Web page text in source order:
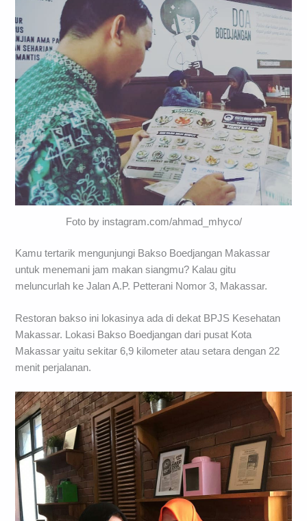
Foto by instagram.com/ahmad_mhyco/
Kamu tertarik mengunjungi Bakso Boedjangan Makassar
untuk menemani jam makan siangmu? Kalau gitu
meluncurlah ke Jalan A.P. Petterani Nomor 3, Makassar.
Restoran bakso ini lokasinya ada di dekat BPJS Kesehatan
Makassar. Lokasi Bakso Boedjangan dari pusat Kota
Makassar yaitu sekitar 6,9 kilometer atau setara dengan 22
menit perjalanan.